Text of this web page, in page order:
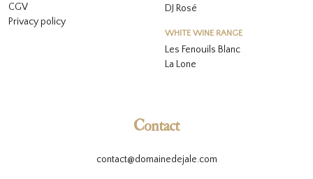
CGV
Privacy policy
DJ Rosé
WHITE WINE RANGE
Les Fenouils Blanc
La Lone
Contact
contact@domainedejale.com